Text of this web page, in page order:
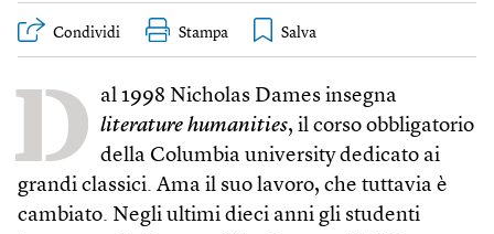
Condividi Stampa
D
al 1998 Nicholas Dames insegna
literature humanities, il corso obbligatorio
della Columbia university dedicato ai
grandi classici. Ama il suo lavoro, che tuttavia è
cambiato. Negli ultimi dieci anni gli studenti